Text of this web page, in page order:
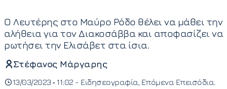
Ο Λευτέρης στο Μαύρο Ρόδο θέλει να μάθει την
αλήθεια για τον Διακοσάββα και αποφασίζει να
ρωτήσει την Ελισάβετ στα ίσια.
Στέφανος Μάργαρης
13/03/2023 • 11:02 - Ειδησεογραφία Επόμενα Επεισόδια